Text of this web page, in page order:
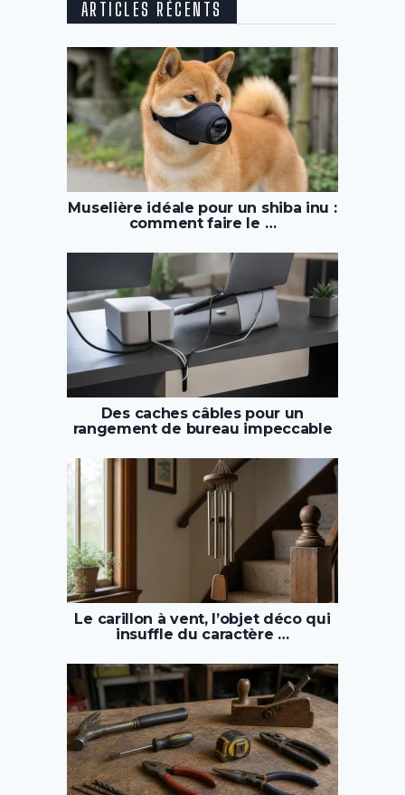
ARTICLES RÉCENTS
Muselière idéale pour un shiba inu :
comment faire le …
Des caches câbles pour un
rangement de bureau impeccable
Le carillon à vent, l’objet déco qui
insuffle du caractère …